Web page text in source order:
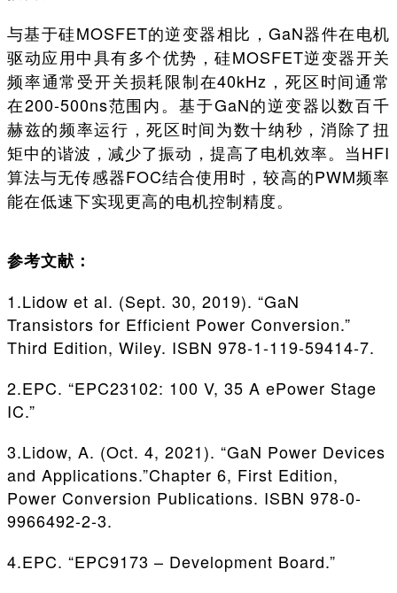
与基于硅MOSFET的逆变器相比，GaN器件在电机
驱动应用中具有多个优势，硅MOSFET逆变器开关
频率通常受开关损耗限制在40kHz，死区时间通常
在200-500ns范围内。基于GaN的逆变器以数百千
赫兹的频率运行，死区时间为数十纳秒，消除了扭
矩中的谐波，减少了振动，提高了电机效率。当HFI
算法与无传感器FOC结合使用时，较高的PWM频率
能在低速下实现更高的电机控制精度。
参考文献：
1.Lidow et al. (Sept. 30, 2019). “GaN
Transistors for Efficient Power Conversion.”
Third Edition, Wiley. ISBN 978-1-119-59414-7.
2.EPC. “EPC23102: 100 V, 35 A ePower Stage
IC.”
3.Lidow, A. (Oct. 4, 2021). “GaN Power Devices
and Applications.”Chapter 6, First Edition,
Power Conversion Publications. ISBN 978-0-
9966492-2-3.
4.EPC. “EPC9173 – Development Board.”